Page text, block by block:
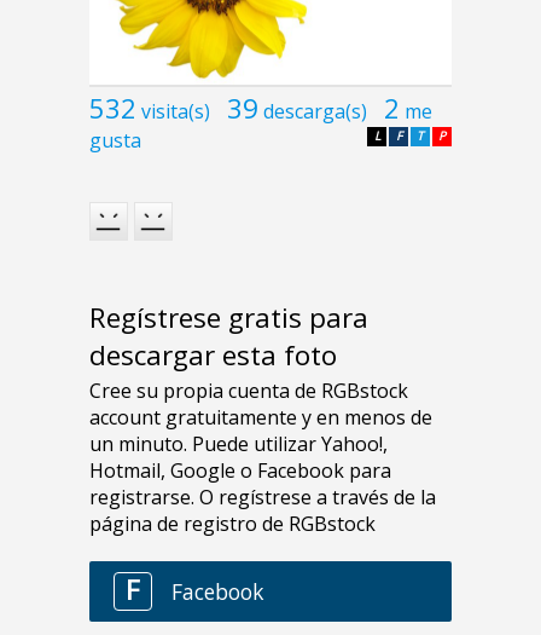
532 visita(s) 39 descarga(s) 2 me
gusta
P
T
F
L
Regístrese gratis para
descargar esta foto